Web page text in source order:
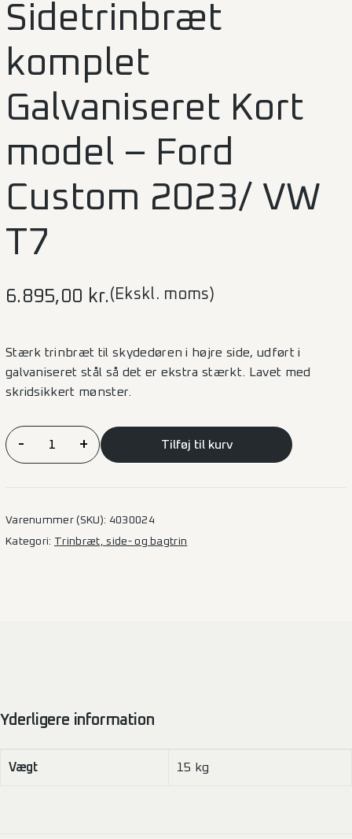
Sidetrinbræt
komplet
Galvaniseret Kort
model – Ford
Custom 2023/ VW
T7
6.895,00 kr. (Ekskl. moms)
Stærk trinbræt til skydedøren i højre side, udført i
galvaniseret stål så det er ekstra stærkt. Lavet med
skridsikkert mønster.
Sidetrinbræt
komplet
model
- + Tilføj til kurv
Varenummer (SKU): 4030024
Kategori: Trinbræt, side- og bagtrin
Yderligere information
Vægt 15 kg